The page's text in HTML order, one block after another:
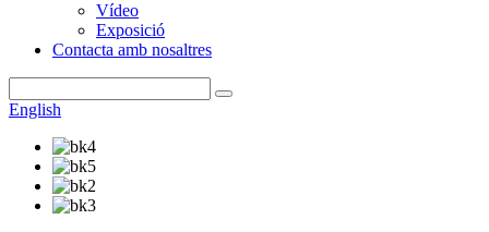
Vídeo
Exposició
Contacta amb nosaltres
English